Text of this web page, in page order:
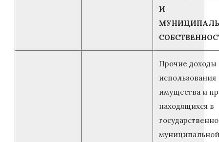
И
Прочие доходы
использования
имущества и
находящихся в
муниципальной